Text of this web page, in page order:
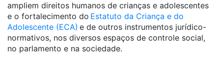
ampliem direitos humanos de crianças e adolescentes
e o fortalecimento do Estatuto da Criança e do
Adolescente (ECA) e de outros instrumentos jurídico-
normativos, nos diversos espaços de controle social,
no parlamento e na sociedade.